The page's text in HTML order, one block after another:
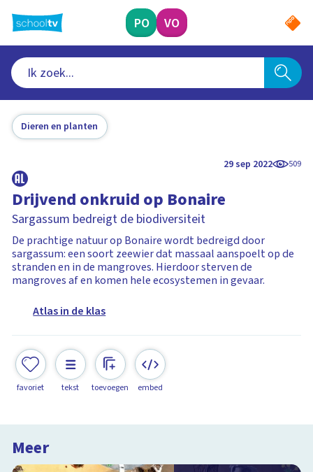
naar
hoofdinhoud
PO VO
Dieren en planten
29 sep 2022 509
Drijvend onkruid op Bonaire
Sargassum bedreigt de biodiversiteit
De prachtige natuur op Bonaire wordt bedreigd door
sargassum: een soort zeewier dat massaal aanspoelt op de
stranden en in de mangroves. Hierdoor sterven de
mangroves af en komen hele ecosystemen in gevaar.
Atlas in de klas
favoriet tekst toevoegen embed
Meer